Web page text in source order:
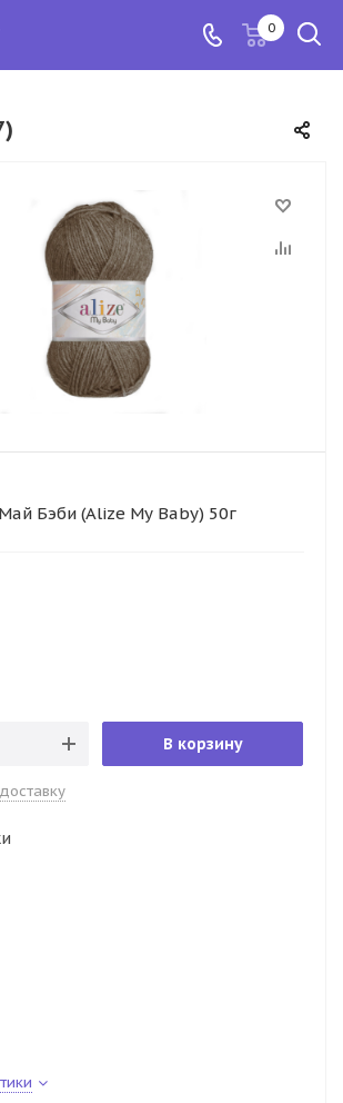
0
Бэби (Alize My Baby) 50г
В корзину